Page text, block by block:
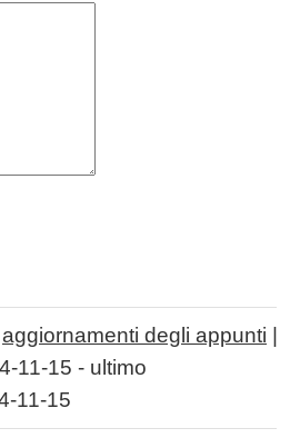
aggiornamenti degli appunti
11-15 - ultimo
11-15